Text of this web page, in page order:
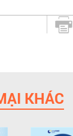
KHÁC